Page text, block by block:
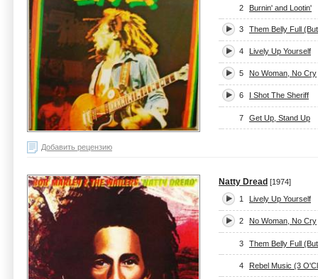
2 Burnin' and Lootin'
3 Them Belly Full
4 Lively Up Yourself
5 No Woman, No Cry
6 I Shot The Sheriff
7 Get Up, Stand Up
Добавить рецензию
Natty Dread [1974]
1
Lively Up Yourself
2 No Woman, No Cry
3 Them Belly Full
4 Rebel Music (3